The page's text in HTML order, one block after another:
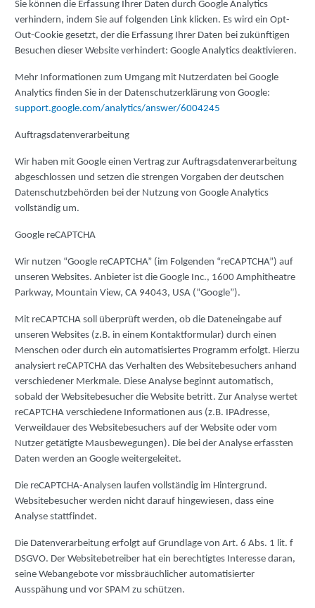
Sie können die Erfassung Ihrer Daten durch Google Analytics
verhindern, indem Sie auf folgenden Link klicken. Es wird ein Opt-
Out-Cookie gesetzt, der die Erfassung Ihrer Daten bei zukünftigen
Besuchen dieser Website verhindert: Google Analytics deaktivieren.
Mehr Informationen zum Umgang mit Nutzerdaten bei Google
Analytics finden Sie in der Datenschutzerklärung von Google:
support.google.com/analytics/answer/6004245
Auftragsdatenverarbeitung
Wir haben mit Google einen Vertrag zur Auftragsdatenverarbeitung
abgeschlossen und setzen die strengen Vorgaben der deutschen
Datenschutzbehörden bei der Nutzung von Google Analytics
vollständig um.
Google reCAPTCHA
Wir nutzen “Google reCAPTCHA” (im Folgenden “reCAPTCHA”) auf
unseren Websites. Anbieter ist die Google Inc., 1600 Amphitheatre
Parkway, Mountain View, CA 94043, USA (“Google”).
Mit reCAPTCHA soll überprüft werden, ob die Dateneingabe auf
unseren Websites (z.B. in einem Kontaktformular) durch einen
Menschen oder durch ein automatisiertes Programm erfolgt. Hierzu
analysiert reCAPTCHA das Verhalten des Websitebesuchers anhand
verschiedener Merkmale. Diese Analyse beginnt automatisch,
sobald der Websitebesucher die Website betritt. Zur Analyse wertet
reCAPTCHA verschiedene Informationen aus (z.B. IPAdresse,
Verweildauer des Websitebesuchers auf der Website oder vom
Nutzer getätigte Mausbewegungen). Die bei der Analyse erfassten
Daten werden an Google weitergeleitet.
Die reCAPTCHA-Analysen laufen vollständig im Hintergrund.
Websitebesucher werden nicht darauf hingewiesen, dass eine
Analyse stattfindet.
Die Datenverarbeitung erfolgt auf Grundlage von Art. 6 Abs. 1 lit. f
DSGVO. Der Websitebetreiber hat ein berechtigtes Interesse daran,
seine Webangebote vor missbräuchlicher automatisierter
Ausspähung und vor SPAM zu schützen.